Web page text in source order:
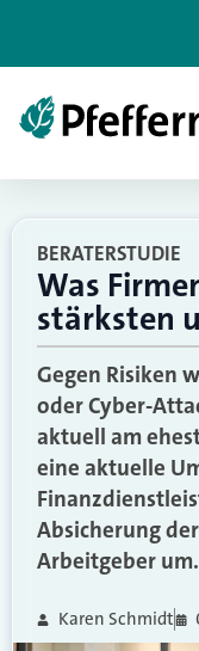
BERATERSTUDIE
Was
stärksten
Gegen Risiken
oder Cyber-
aktuell am
eine aktuelle
Absicherung
Arbeitgeber um.
Karen Schmidt